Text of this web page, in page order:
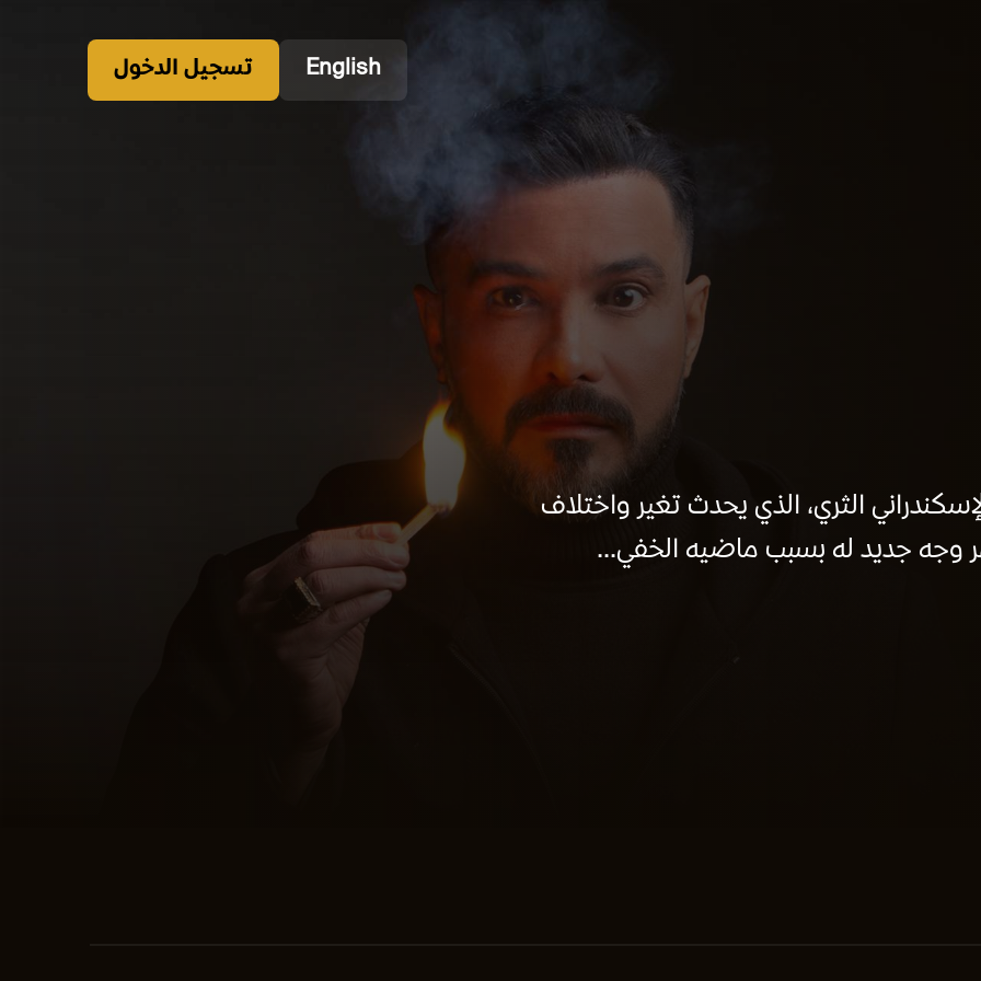
English تسجيل الدخول
الثري، الذي يحدث تغير واختلاف
وجه جديد له بسبب ماضيه الخفي...